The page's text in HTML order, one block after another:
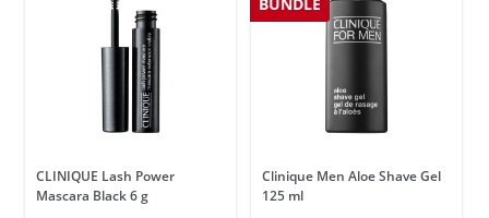
CLINIQUE Lash Power
Mascara Black 6 g
BUNDLE
Clinique Men Aloe Shave Gel
125 ml